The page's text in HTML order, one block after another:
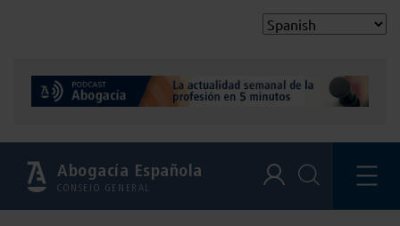
Abogacía Española
CONSEJO GENERAL